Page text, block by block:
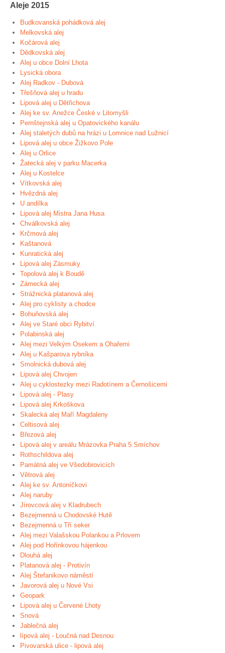
Aleje 2015
Budkovanská pohádková alej
Melkovská alej
Kočárová alej
Dědkovská alej
Alej u obce Dolní Lhota
Lysická obora
Alej Radkov - Dubová
Třešňová alej u hradu
Lipová alej u Dětřichova
Alej ke sv. Anežce České v Litomyšli
Pernštejnská alej u Opatovického kanálu
Alej staletých dubů na hrázi u Lomnice nad Lužnicí
Lipová alej u obce Žižkovo Pole
Alej u Orlice
Žatecká alej v parku Macerka
Alej u Kostelce
Vítkovská alej
Hvězdná alej
U andílka
Lipová alej Mistra Jana Husa
Chválkovská alej
Krčmová alej
Kaštanová
Kunratická alej
Lipová alej Zásmuky
Topolová alej k Boudě
Zámecká alej
Strážnická platanová alej
Alej pro cyklisty a chodce
Bohuňovská alej
Alej ve Staré obci Rybitví
Polabinská alej
Alej mezi Velkým Osekem a Ohařemi
Alej u Kašparova rybníka
Smolnická dubová alej
Lipová alej Chvojen
Alej u cyklostezky mezi Radotínem a Černošicemi
Lipová alej - Plasy
Lipová alej Krkoškova
Skalecká alej Maří Magdaleny
Celtisová alej
Březová alej
Lipová alej v areálu Mrázovka Praha 5 Smíchov
Rothschildova alej
Památná alej ve Všedobrovicích
Větrová alej
Alej ke sv. Antoníčkovi
Alej naruby
Jírovcová alej v Kladrubech
Bezejmenná u Chodovské Hutě
Bezejmenná u Tří seker
Alej mezi Valašskou Polankou a Prlovem
Alej pod Hořínkovou hájenkou
Dlouhá alej
Platanová alej - Protivín
Alej Štefanikovo náměstí
Javorová alej u Nové Vsi
Geopark
Lipová alej u Červené Lhoty
Snová
Jablečná alej
lípová alej - Loučná nad Desnou
Pivovarská ulice - lipová alej